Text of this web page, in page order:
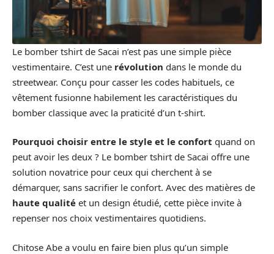
Le bomber tshirt de Sacai n’est pas une simple pièce
vestimentaire. C’est une révolution dans le monde du
streetwear. Conçu pour casser les codes habituels, ce
vêtement fusionne habilement les caractéristiques du
bomber classique avec la praticité d’un t-shirt.
Pourquoi choisir entre le style et le confort quand on
peut avoir les deux ? Le bomber tshirt de Sacai offre une
solution novatrice pour ceux qui cherchent à se
démarquer, sans sacrifier le confort. Avec des matières de
haute qualité et un design étudié, cette pièce invite à
repenser nos choix vestimentaires quotidiens.
Chitose Abe a voulu en faire bien plus qu’un simple